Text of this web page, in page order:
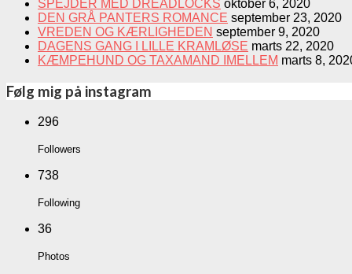
SPEJDER MED DREADLOCKS oktober 6, 2020
DEN GRÅ PANTERS ROMANCE september 23, 2020
VREDEN OG KÆRLIGHEDEN september 9, 2020
DAGENS GANG I LILLE KRAMLØSE marts 22, 2020
KÆMPEHUND OG TAXAMAND IMELLEM marts 8,
Følg mig på instagram
296
Followers
738
Following
36
Photos